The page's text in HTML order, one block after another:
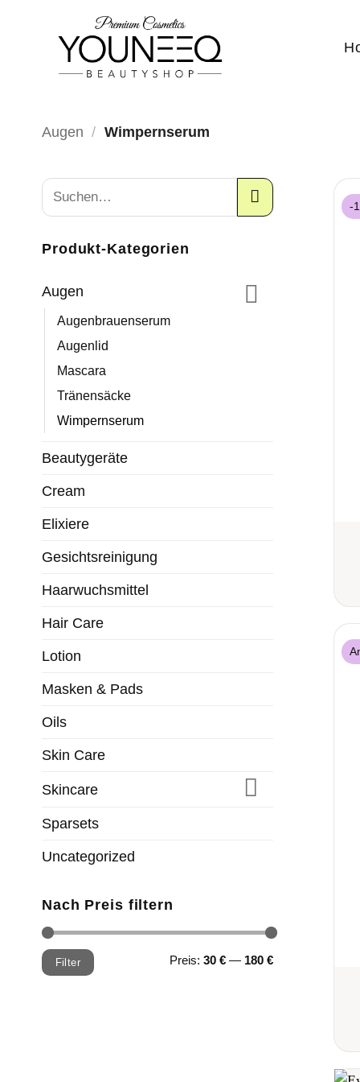
Augen / Wimpernserum
Produkt-Kategorien
Augen
Augenbrauenserum
Augenlid
Mascara
Tränensäcke
Wimpernserum
Beautygeräte
Cream
Elixiere
Gesichtsreinigung
Haarwuchsmittel
Hair Care
Lotion
Masken & Pads
Oils
Skin Care
Skincare
Sparsets
Uncategorized
Nach Preis filtern
Min.
Preis
Max.
PreisFilter Preis: 30 €— 180 €
-